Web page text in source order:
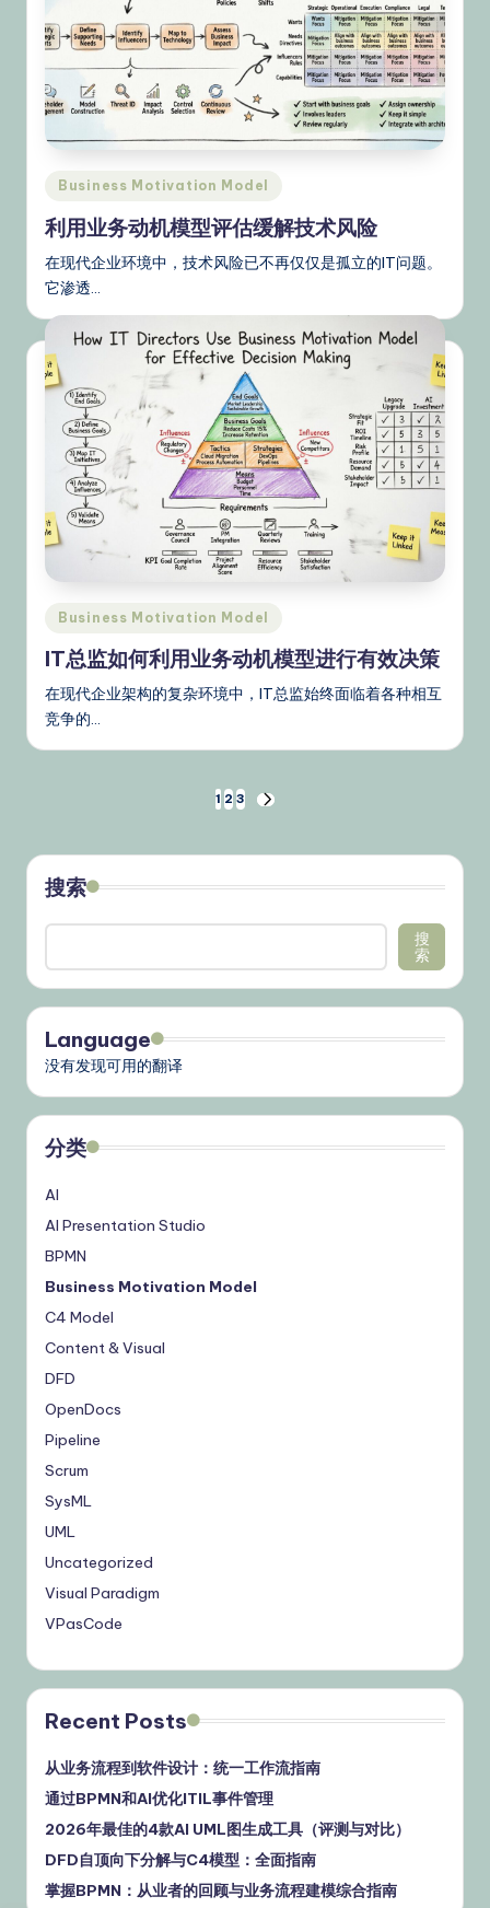
Posted
Business Motivation Model
利用业务动机模型评估缓解技术风险
在现代企业环境中，技术风险已不再仅仅是孤立的IT问题。
它渗透…
Posted
Business Motivation Model
IT总监如何利用业务动机模型进行有效决策
在现代企业架构的复杂环境中，IT总监始终面临着各种相互
竞争的…
章
分
页
1 2 3
NEXT
搜索
搜
索
Language
没有发现可用的翻译
分类
AI
AI Presentation Studio
BPMN
Business Motivation Model
C4 Model
Content & Visual
DFD
OpenDocs
Pipeline
Scrum
SysML
UML
Uncategorized
Visual Paradigm
VPasCode
Recent Posts
从业务流程到软件设计：统一工作流指南
通过BPMN和AI优化ITIL事件管理
2026年最佳的4款AI UML图生成工具（评测与对比）
DFD自顶向下分解与C4模型：全面指南
掌握BPMN：从业者的回顾与业务流程建模综合指南